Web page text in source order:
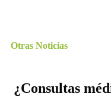
Otras Noticias
¿Consultas